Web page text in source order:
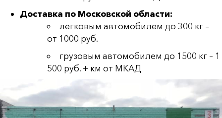
Доставка по Московской области:
легковым автомобилем до 300 кг –
от 1000 руб.
грузовым автомобилем до 1500 кг – 1
500 руб. + км от МКАД